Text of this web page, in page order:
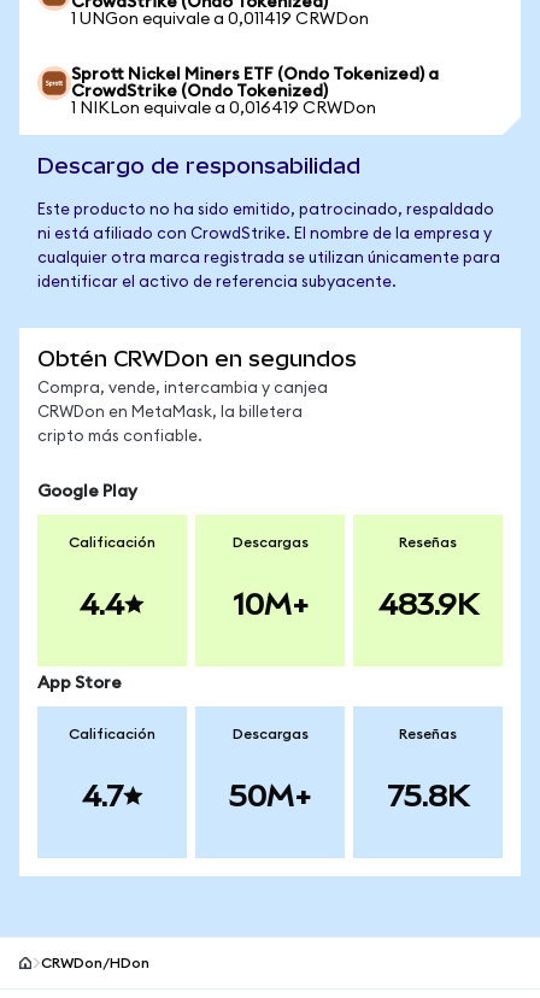
1 UNGon equivale a 0,011419 CRWDon
Sprott Nickel Miners ETF (Ondo Tokenized) a
CrowdStrike (Ondo Tokenized)
1 NIKLon equivale a 0,016419 CRWDon
Descargo de responsabilidad
Este producto no ha sido emitido, patrocinado, respaldado
ni está afiliado con CrowdStrike. El nombre de la empresa y
cualquier otra marca registrada se utilizan únicamente para
identificar el activo de referencia subyacente.
Obtén CRWDon en segundos
Compra, vende, intercambia y canjea
CRWDon en MetaMask, la billetera
cripto más confiable.
Google Play
Calificación
4.4
Descargas
10M+
Reseñas
483.9K
App Store
Calificación
4.7
Descargas
50M+
Reseñas
75.8K
CRWDon/HDon